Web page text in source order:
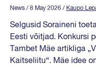
News / 8 May 2026 / Kaupo
Selgusid Soraineni
Eesti võitjad. Konkursi
Tambet Mäe artikliga
Kaitseliitu“. Mäe idee